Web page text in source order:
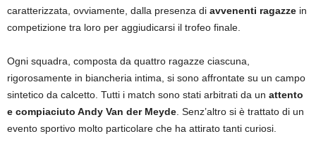
caratterizzata, ovviamente, dalla presenza di avvenenti ragazze in
competizione tra loro per aggiudicarsi il trofeo finale.
Ogni squadra, composta da quattro ragazze ciascuna,
rigorosamente in biancheria intima, si sono affrontate su un campo
sintetico da calcetto. Tutti i match sono stati arbitrati da un attento
e compiaciuto Andy Van der Meyde . Senz’altro si è trattato di un
evento sportivo molto particolare che ha attirato tanti curiosi.